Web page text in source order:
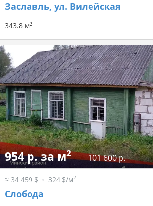
Заславль, ул. Вилейская
343.8 м2
954 р. за м2 101 600 р.
≈ 34 459 $ 324 $/м2
Слобода